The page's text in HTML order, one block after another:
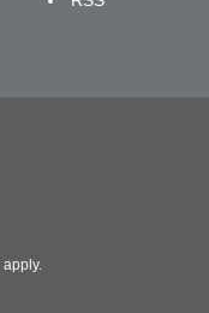
apply.